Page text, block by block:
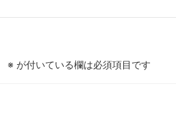
※ が付いている欄は必須項目です